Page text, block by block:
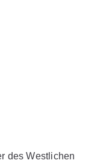
des Westlichen